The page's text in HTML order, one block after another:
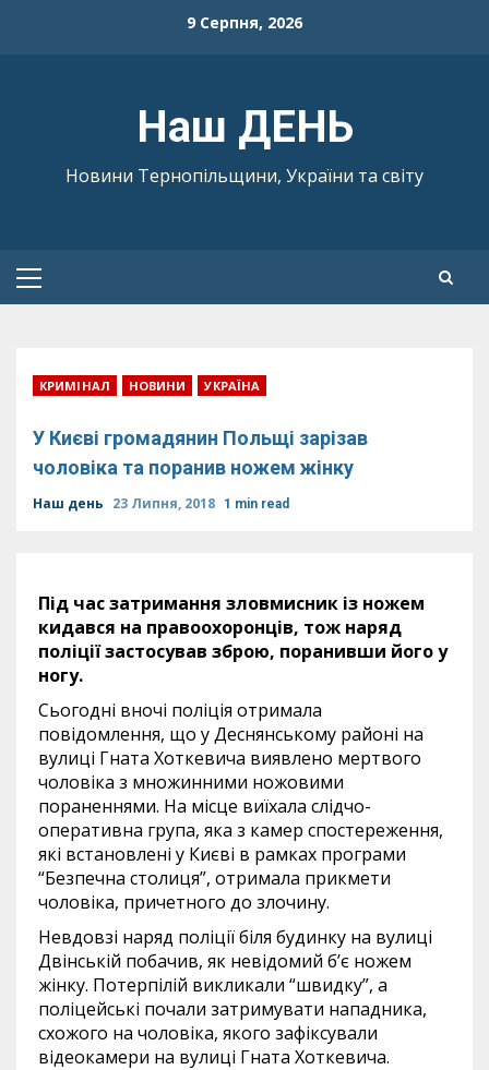
9 Серпня, 2026
Наш ДЕНЬ
Новини Тернопільщини, України та світу
Primary
КРИМІНАЛ НОВИНИ УКРАЇНА
У Києві громадянин Польщі зарізав
чоловіка та поранив ножем жінку
Наш день 23 Липня, 2018 1 min read
Під час затримання зловмисник із ножем
кидався на правоохоронців, тож наряд
поліції застосував зброю, поранивши його у
ногу.
Сьогодні вночі поліція отримала
повідомлення, що у Деснянському районі на
вулиці Гната Хоткевича виявлено мертвого
чоловіка з множинними ножовими
пораненнями. На місце виїхала слідчо-
оперативна група, яка з камер спостереження,
які встановлені у Києві в рамках програми
“Безпечна столиця”, отримала прикмети
чоловіка, причетного до злочину.
Невдовзі наряд поліції біля будинку на вулиці
Двінській побачив, як невідомий б’є ножем
жінку. Потерпілій викликали “швидку”, а
поліцейські почали затримувати нападника,
схожого на чоловіка, якого зафіксували
відеокамери на вулиці Гната Хоткевича.